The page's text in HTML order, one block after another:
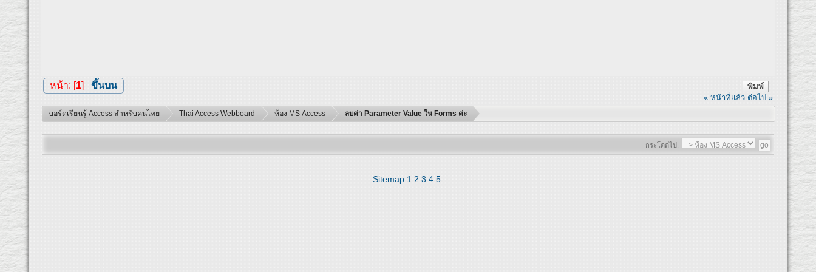
พิมพ์
หน้า: [1] ขึ้นบน
« หน้าที่แล้ว ต่อไป »
บอร์ดเรียนรู้ Access สำหรับคนไทย Thai Access Webboard ห้อง MS Access ลบค่า Parameter Value ใน Forms ค่ะ
กระโดดไป:
Sitemap 1 2 3 4 5